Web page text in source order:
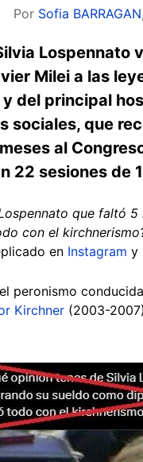
Por Sofia BARRAGAN,
Lospennato
Milei a las
del principal
sociales, que
al
22 sesiones de
que faltó
con el
en Instagram y
peronismo
Kirchner (2003-